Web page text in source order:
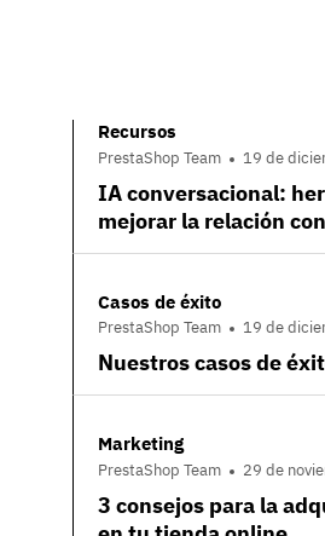
Recursos
PrestaShop Team 19 de
IA conversacional:
mejorar la relación
Casos de éxito
PrestaShop Team 19 de
Nuestros casos de
Marketing
PrestaShop Team 29 de
3 consejos para la